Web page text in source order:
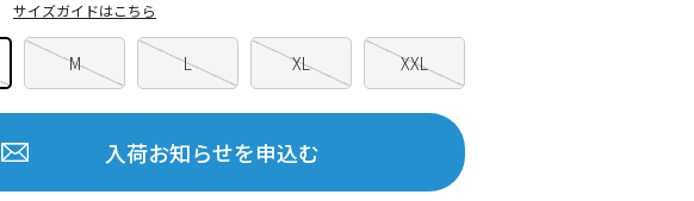
M L XL XXL
サイズガイドはこちら
入荷お知らせを申込む